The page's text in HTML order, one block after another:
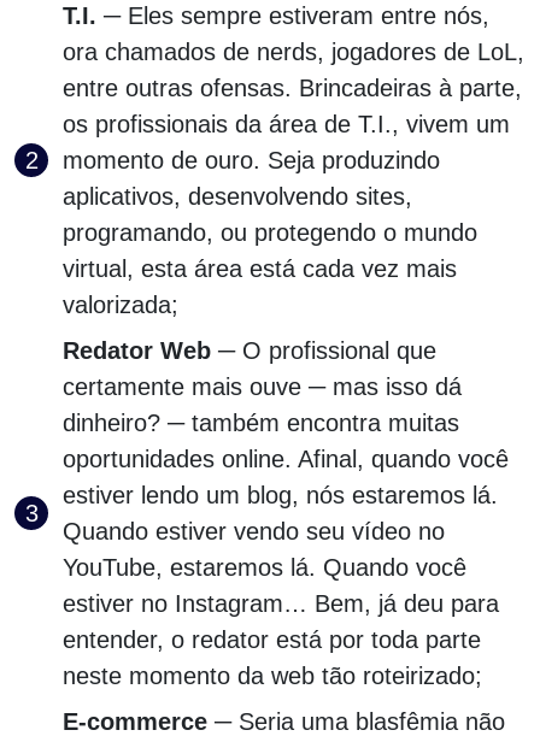
T.I. ─ Eles sempre estiveram entre nós,
ora chamados de nerds, jogadores de LoL,
entre outras ofensas. Brincadeiras à parte,
os profissionais da área de T.I., vivem um
momento de ouro. Seja produzindo
aplicativos, desenvolvendo sites,
programando, ou protegendo o mundo
virtual, esta área está cada vez mais
valorizada;
Redator Web ─ O profissional que
certamente mais ouve ─ mas isso dá
dinheiro? ─ também encontra muitas
oportunidades online. Afinal, quando você
estiver lendo um blog, nós estaremos lá.
Quando estiver vendo seu vídeo no
YouTube, estaremos lá. Quando você
estiver no Instagram… Bem, já deu para
entender, o redator está por toda parte
neste momento da web tão roteirizado;
E-commerce ─ Seria uma blasfêmia não